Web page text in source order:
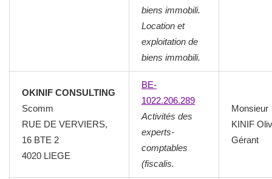
biens immobili.
Location et
exploitation de
biens immobili.
OKINIF CONSULTING
Scomm
RUE DE VERVIERS,
16 BTE 2
4020 LIEGE
BE-
1022.206.289
Activités des
experts-
comptables
(fiscalis.
Monsieur
KINIF
Gérant